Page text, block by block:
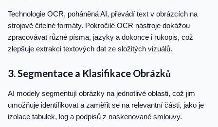
Technologie OCR, poháněná AI, převádí text v obrázcích na
strojově čitelné formáty. Pokročilé OCR nástroje dokážou
zpracovávat různé písma, jazyky a dokonce i rukopis, což
zlepšuje extrakci textových dat ze složitých vizuálů.
3. Segmentace a Klasifikace Obrázků
AI modely segmentují obrázky na jednotlivé oblasti, což jim
umožňuje identifikovat a zaměřit se na relevantní části, jako je
izolace tabulek, log a podpisů z naskenované smlouvy.